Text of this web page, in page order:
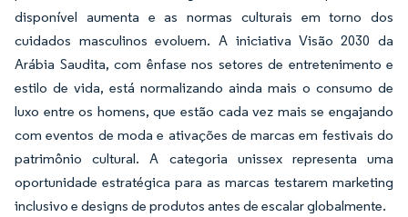
disponível aumenta e as normas culturais em torno dos
cuidados masculinos evoluem. A iniciativa Visão 2030 da
Arábia Saudita, com ênfase nos setores de entretenimento e
estilo de vida, está normalizando ainda mais o consumo de
luxo entre os homens, que estão cada vez mais se engajando
com eventos de moda e ativações de marcas em festivais do
patrimônio cultural. A categoria unissex representa uma
oportunidade estratégica para as marcas testarem marketing
inclusivo e designs de produtos antes de escalar globalmente.